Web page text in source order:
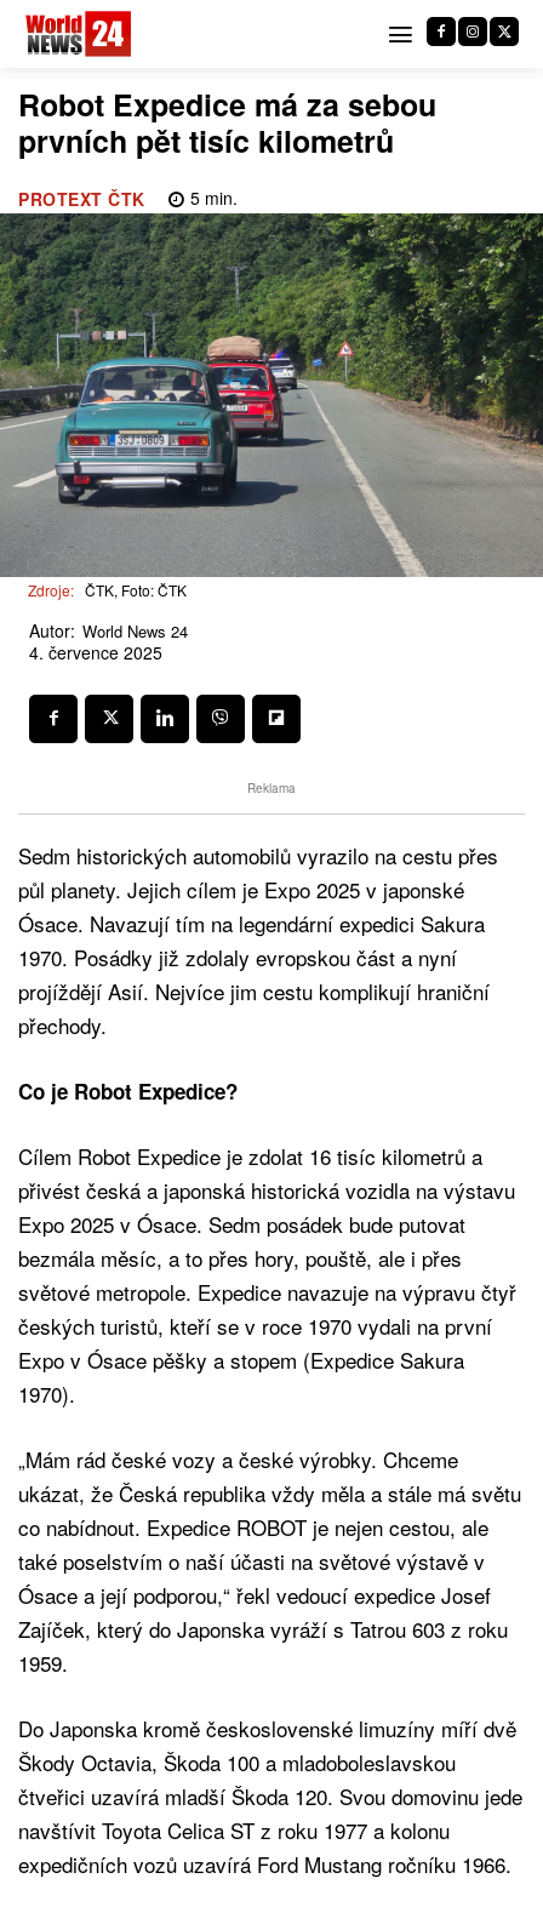
Robot Expedice má za sebou
prvních pět tisíc kilometrů
PROTEXT ČTK 5min.
Zdroje: ČTK, Foto: ČTK
Autor: World News 24
4. července 2025
Reklama
Sedm historických automobilů vyrazilo na cestu přes
půl planety. Jejich cílem je Expo 2025 v japonské
Ósace. Navazují tím na legendární expedici Sakura
1970. Posádky již zdolaly evropskou část a nyní
projíždějí Asií. Nejvíce jim cestu komplikují hraniční
přechody.
Co je Robot Expedice?
Cílem Robot Expedice je zdolat 16 tisíc kilometrů a
přivést česká a japonská historická vozidla na výstavu
Expo 2025 v Ósace. Sedm posádek bude putovat
bezmála měsíc, a to přes hory, pouště, ale i přes
světové metropole. Expedice navazuje na výpravu čtyř
českých turistů, kteří se v roce 1970 vydali na první
Expo v Ósace pěšky a stopem (Expedice Sakura
1970).
„Mám rád české vozy a české výrobky. Chceme
ukázat, že Česká republika vždy měla a stále má světu
co nabídnout. Expedice ROBOT je nejen cestou, ale
také poselstvím o naší účasti na světové výstavě v
Ósace a její podporou,“ řekl vedoucí expedice Josef
Zajíček, který do Japonska vyráží s Tatrou 603 z roku
1959.
Do Japonska kromě československé limuzíny míří dvě
Škody Octavia, Škoda 100 a mladoboleslavskou
čtveřici uzavírá mladší Škoda 120. Svou domovinu jede
navštívit Toyota Celica ST z roku 1977 a kolonu
expedičních vozů uzavírá Ford Mustang ročníku 1966.